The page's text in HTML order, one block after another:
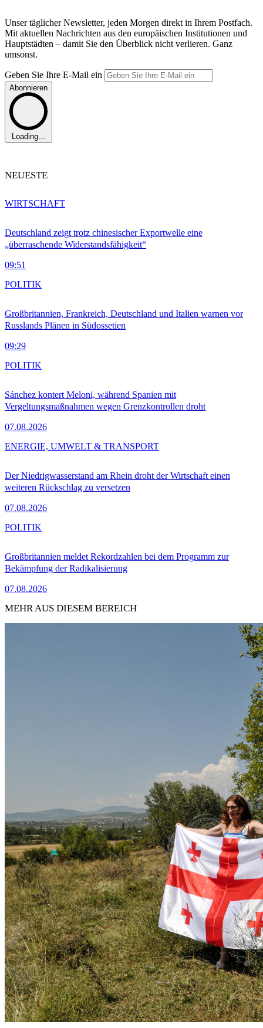
Unser täglicher Newsletter, jeden Morgen direkt in Ihrem Postfach.
Mit aktuellen Nachrichten aus den europäischen Institutionen und
Hauptstädten – damit Sie den Überblick nicht verlieren. Ganz
umsonst.
Geben Sie Ihre E-Mail ein
Abonnieren
Loading...
NEUESTE
Deutschland zeigt trotz chinesischer Exportwelle eine
„überraschende Widerstandsfähigkeit“
09:51
WIRTSCHAFT
Großbritannien, Frankreich, Deutschland und Italien warnen vor
Russlands Plänen in Südossetien
09:29
POLITIK
Sánchez kontert Meloni, während Spanien mit
Vergeltungsmaßnahmen wegen Grenzkontrollen droht
07.08.2026
POLITIK
Der Niedrigwasserstand am Rhein droht der Wirtschaft einen
weiteren Rückschlag zu versetzen
07.08.2026
ENERGIE, UMWELT & TRANSPORT
Großbritannien meldet Rekordzahlen bei dem Programm zur
Bekämpfung der Radikalisierung
07.08.2026
POLITIK
MEHR AUS DIESEM BEREICH